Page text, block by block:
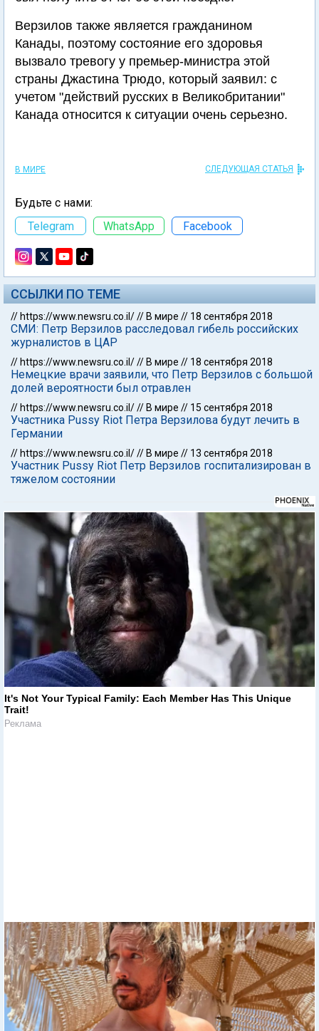
Верзилов также является гражданином
Канады, поэтому состояние его здоровья
вызвало тревогу у премьер-министра этой
страны Джастина Трюдо, который заявил: с
учетом "действий русских в Великобритании"
Канада относится к ситуации очень серьезно.
В МИРЕ СЛЕДУЮЩАЯ СТАТЬЯ
Будьте с нами:
Telegram
WhatsApp Facebook
ССЫЛКИ ПО ТЕМЕ
// https://www.newsru.co.il/// В мире // 18 сентября 2018
СМИ: Петр Верзилов расследовал гибель российских
журналистов в ЦАР
// https://www.newsru.co.il/// В мире // 18 сентября 2018
Немецкие врачи заявили, что Петр Верзилов с большой
долей вероятности был отравлен
// https://www.newsru.co.il/// В мире // 15 сентября 2018
Участника Pussy Riot Петра Верзилова будут лечить в
Германии
// https://www.newsru.co.il/// В мире // 13 сентября 2018
Участник Pussy Riot Петр Верзилов госпитализирован в
тяжелом состоянии
It's Not Your Typical Family: Each Member Has This Unique
Trait!
Реклама